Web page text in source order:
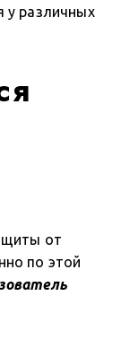
у различных
от
по этой